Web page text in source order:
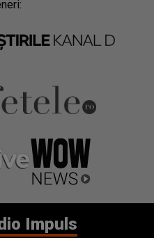
Impuls